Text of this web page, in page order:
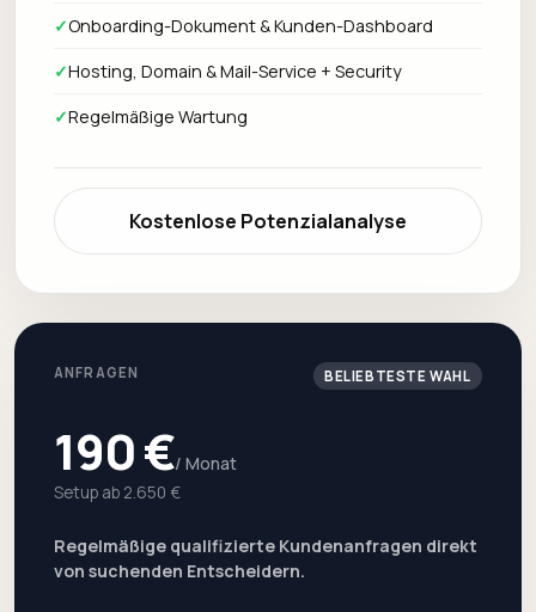
✓Onboarding-Dokument & Kunden-Dashboard
✓Hosting, Domain & Mail-Service + Security
✓Regelmäßige Wartung
Kostenlose Potenzialanalyse
ANFRAGEN BELIEBTESTE WAHL
190 €/ Monat
Setup ab 2.650 €
Regelmäßige qualifizierte Kundenanfragen direkt
von suchenden Entscheidern.